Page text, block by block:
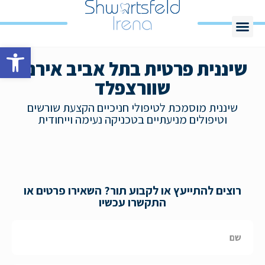
פתח
שיננית פרטית בתל אביב אירנה
שוורצפלד
שיננית מוסמכת לטיפולי חניכיים הקצעת שורשים
וטיפולים מניעתיים בטכניקה נעימה וייחודית
רוצים להתייעץ או לקבוע תור? השאירו פרטים או
התקשרו עכשיו